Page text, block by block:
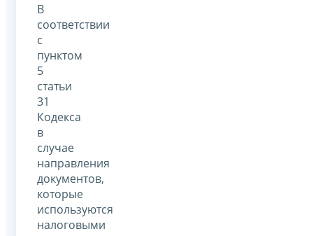
В
соответствии
с
пунктом
5
статьи
31
Кодекса
в
случае
направления
документов,
которые
используются
налоговыми